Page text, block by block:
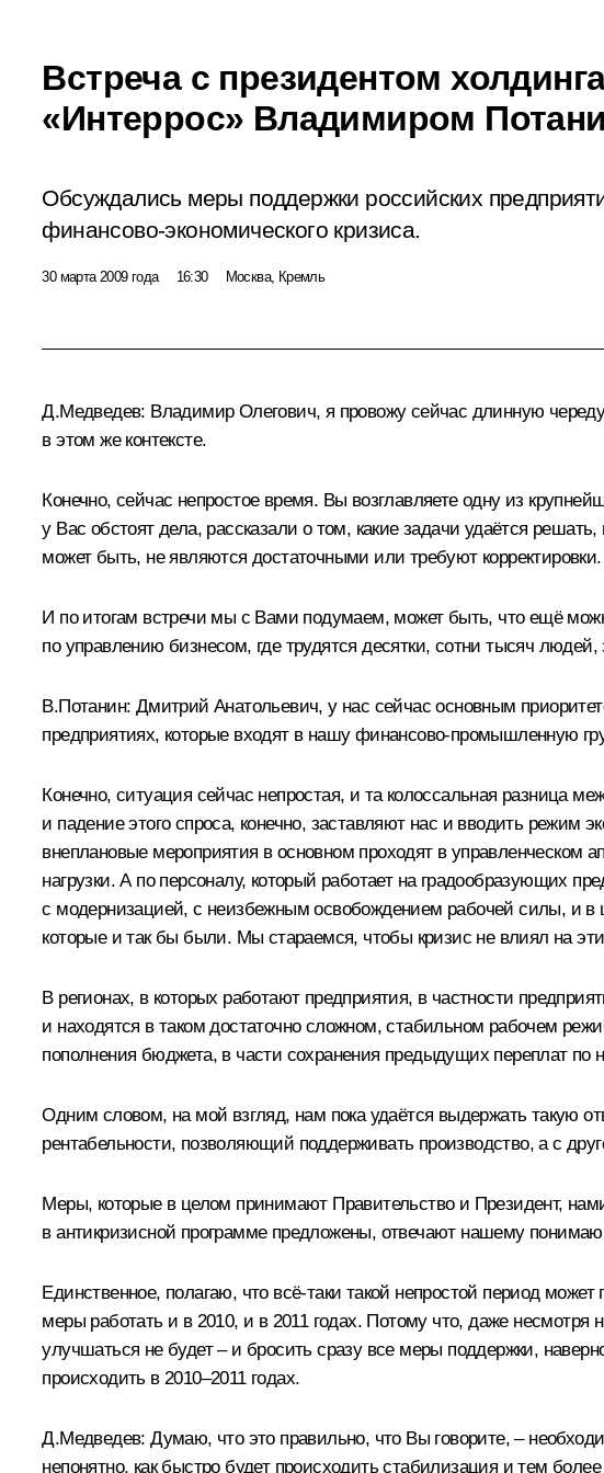
Встреча с президентом
«Интеррос» Владимиром
Обсуждались меры поддержки российских
финансово-экономического кризиса.
30 марта 2009 года 16:30 Москва, Кремль
Д.Медведев: Владимир Олегович, я провожу сейчас длинную
в этом же контексте.
Конечно, сейчас непростое время. Вы возглавляете одну из
у Вас обстоят дела, рассказали о том, какие задачи удаётся
может быть, не являются достаточными или требуют корректировки.
И по итогам встречи мы с Вами подумаем, может быть, что ещё
по управлению бизнесом, где трудятся десятки, сотни тысяч
В.Потанин: Дмитрий Анатольевич, у нас сейчас основным
предприятиях, которые входят в нашу финансово-промышленную
Конечно, ситуация сейчас непростая, и та колоссальная разница
и падение этого спроса, конечно, заставляют нас и вводить режим
внеплановые мероприятия в основном проходят в управленческом
нагрузки. А по персоналу, который работает на градообразующих
с модернизацией, с неизбежным освобождением рабочей силы, и в
которые и так бы были. Мы стараемся, чтобы кризис не влиял на
В регионах, в которых работают предприятия, в частности
и находятся в таком достаточно сложном, стабильном рабочем
пополнения бюджета, в части сохранения предыдущих переплат по
Одним словом, на мой взгляд, нам пока удаётся выдержать такую
рентабельности, позволяющий поддерживать производство, а с
Меры, которые в целом принимают Правительство и Президент,
в антикризисной программе предложены, отвечают нашему
Единственное, полагаю, что всё‑таки такой непростой период
меры работать и в 2010, и в 2011 годах. Потому что, даже
улучшаться не будет – и бросить сразу все меры поддержки,
происходить в 2010–2011 годах.
Д.Медведев: Думаю, что это правильно, что Вы говорите, –
непонятно, как быстро будет происходить стабилизация и тем